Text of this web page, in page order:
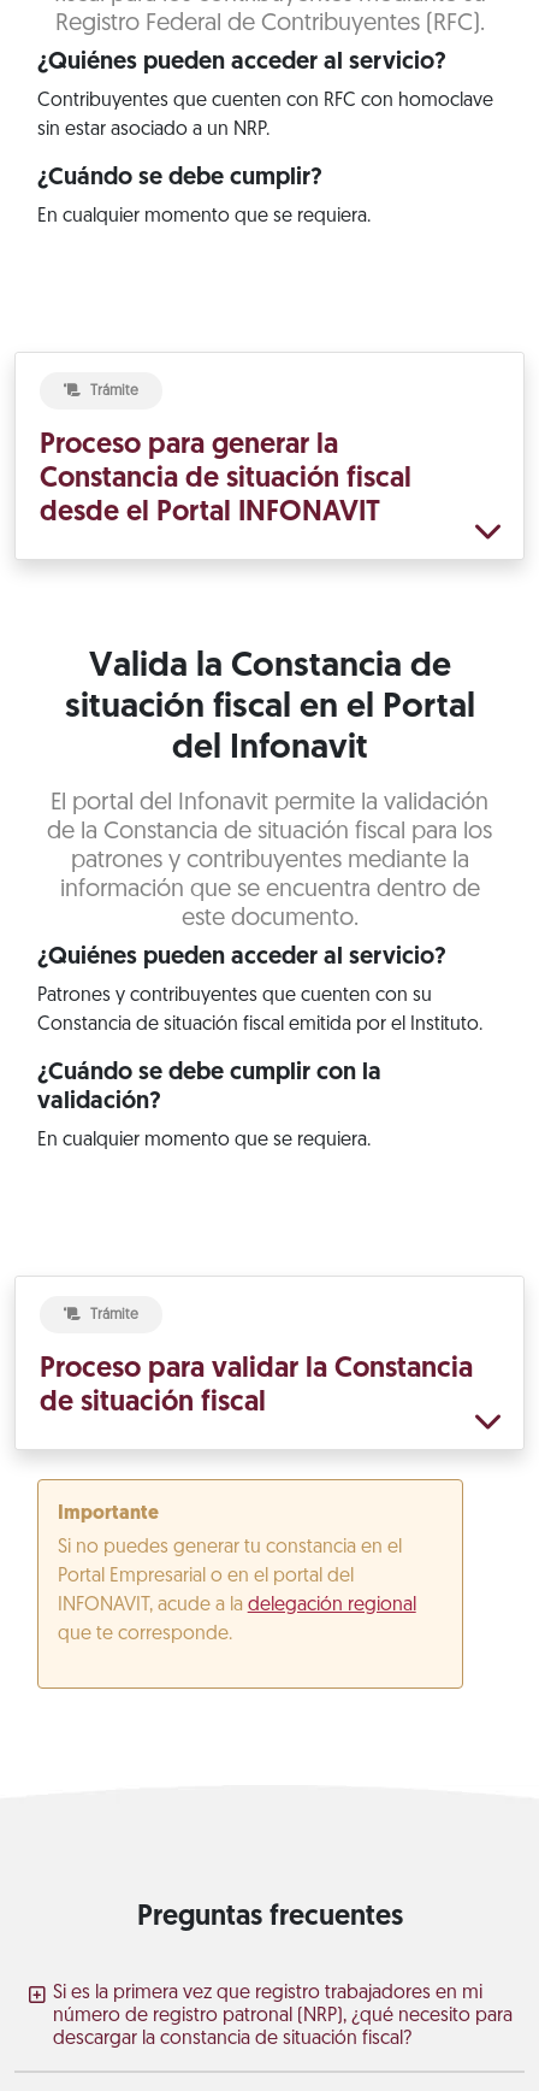
Registro Federal de Contribuyentes (RFC).
¿Quiénes pueden acceder al servicio?
Contribuyentes que cuenten con RFC con homoclave
sin estar asociado a un NRP.
¿Cuándo se debe cumplir?
En cualquier momento que se requiera.
Trámite
Proceso para generar la
Constancia de situación fiscal
desde el Portal INFONAVIT
Valida la Constancia de
situación fiscal en el Portal
del Infonavit
El portal del Infonavit permite la validación
de la Constancia de situación fiscal para los
patrones y contribuyentes mediante la
información que se encuentra dentro de
este documento.
¿Quiénes pueden acceder al servicio?
Patrones y contribuyentes que cuenten con su
Constancia de situación fiscal emitida por el Instituto.
¿Cuándo se debe cumplir con la
validación?
En cualquier momento que se requiera.
Trámite
Proceso para validar la Constancia
de situación fiscal
Importante
Si no puedes generar tu constancia en el
Portal Empresarial o en el portal del
INFONAVIT, acude a la delegación regional
que te corresponde.
Preguntas frecuentes
Si es la primera vez que registro trabajadores en mi
número de registro patronal (NRP), ¿qué necesito para
descargar la constancia de situación fiscal?